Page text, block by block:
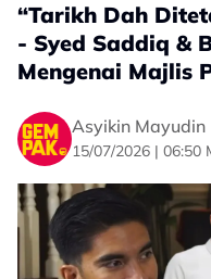
“Tarikh Dah
- Syed Saddiq &
Mengenai Majlis
Asyikin Mayudin
15/07/2026 | 06:50